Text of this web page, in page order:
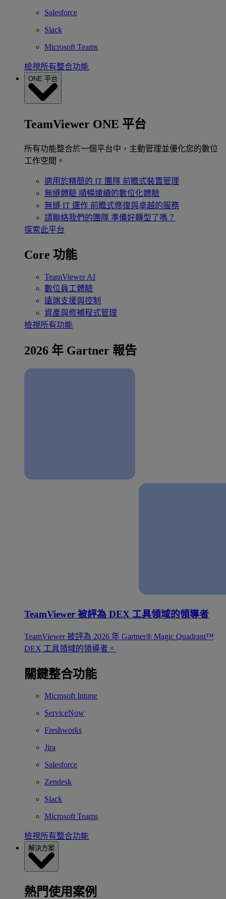
Salesforce
Slack
Microsoft Teams
檢視所有整合功能
ONE 平台
TeamViewer ONE 平台
所有功能整合於一個平台中，主動管理並優化您的數位
工作空間。
適用於精簡的 IT 團隊 前瞻式裝置管理
無縫體驗 順暢連續的數位化體驗
無縫 IT 運作 前瞻式修復與卓越的服務
請聯絡我們的團隊 準備好轉型了嗎？
探索此平台
Core 功能
TeamViewer AI
數位員工體驗
遠端支援與控制
資產與修補程式管理
檢視所有功能
2026 年 Gartner 報告
TeamViewer 被評為 DEX 工具領域的領導者
TeamViewer 被評為 2026 年 Gartner® Magic Quadrant™
DEX 工具領域的領導者。
關鍵整合功能
Microsoft Intune
ServiceNow
Freshworks
Jira
Salesforce
Zendesk
Slack
Microsoft Teams
檢視所有整合功能
解決方案
熱門使用案例